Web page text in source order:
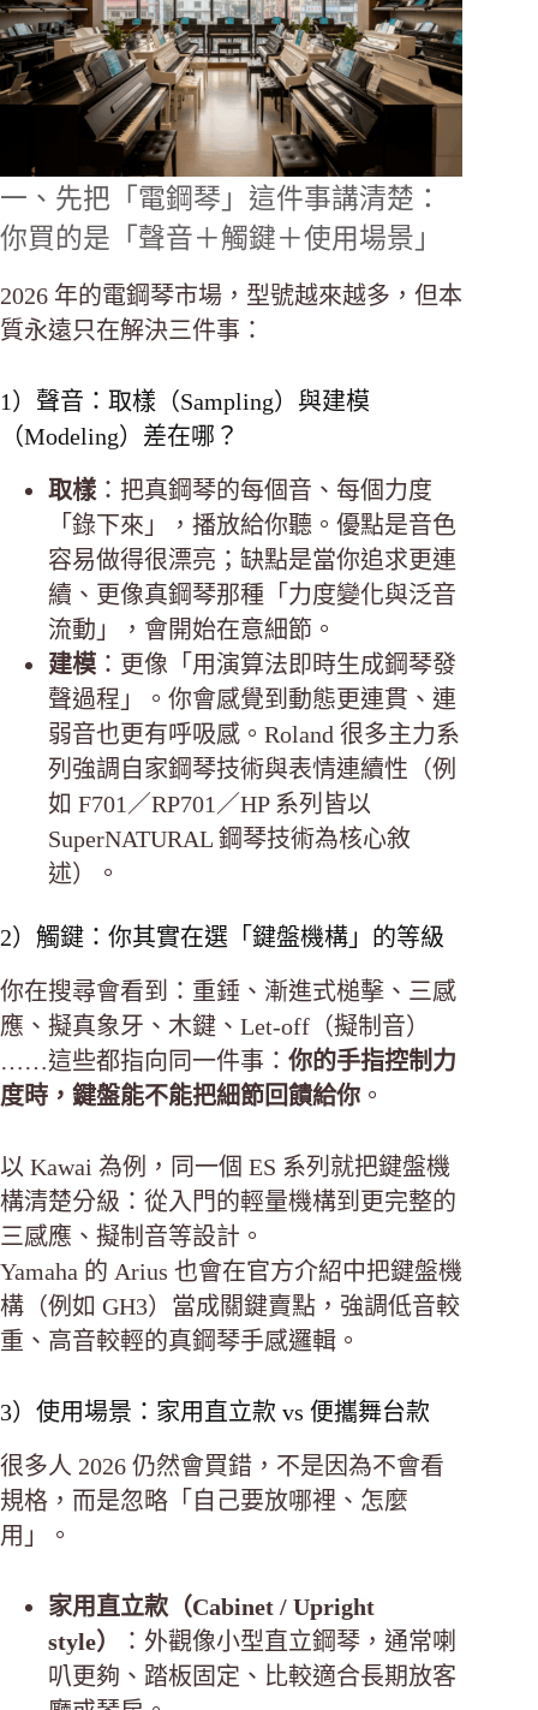
一、先把「電鋼琴」這件事講清楚：
你買的是「聲音＋觸鍵＋使用場景」
2026 年的電鋼琴市場，型號越來越多，但本
質永遠只在解決三件事：
1）聲音：取樣（Sampling）與建模
（Modeling）差在哪？
取樣 ：把真鋼琴的每個音、每個力度
「錄下來」，播放給你聽。優點是音色
容易做得很漂亮；缺點是當你追求更連
續、更像真鋼琴那種「力度變化與泛音
流動」，會開始在意細節。
建模 ：更像「用演算法即時生成鋼琴發
聲過程」。你會感覺到動態更連貫、連
弱音也更有呼吸感。Roland 很多主力系
列強調自家鋼琴技術與表情連續性（例
如 F701／RP701／HP 系列皆以
SuperNATURAL 鋼琴技術為核心敘
述）。
2）觸鍵：你其實在選「鍵盤機構」的等級
你在搜尋會看到：重錘、漸進式槌擊、三感
應、擬真象牙、木鍵、Let-off（擬制音）
……這些都指向同一件事： 你的手指控制力
度時，鍵盤能不能把細節回饋給你 。
以 Kawai 為例，同一個 ES 系列就把鍵盤機
構清楚分級：從入門的輕量機構到更完整的
三感應、擬制音等設計。
Yamaha 的 Arius 也會在官方介紹中把鍵盤機
構（例如 GH3）當成關鍵賣點，強調低音較
重、高音較輕的真鋼琴手感邏輯。
3）使用場景：家用直立款 vs 便攜舞台款
很多人 2026 仍然會買錯，不是因為不會看
規格，而是忽略「自己要放哪裡、怎麼
用」。
家用直立款（Cabinet / Upright
style）
：外觀像小型直立鋼琴，通常喇
叭更夠、踏板固定、比較適合長期放客